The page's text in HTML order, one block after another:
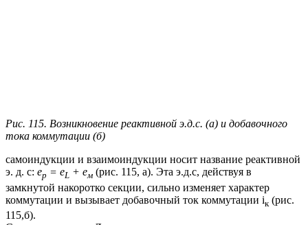
Рис. 115. Возникновение реактивной э.д.с. (а) и добавочного
тока коммутации (б)
самоиндукции и взаимоиндукции носит название реактивной
э. д. с: ер = еL + ем (рис. 115, а). Эта э.д.с, действуя в
замкнутой накоротко секции, сильно изменяет характер
коммутации и вызывает добавочный ток коммутации iк (рис.
115,б).